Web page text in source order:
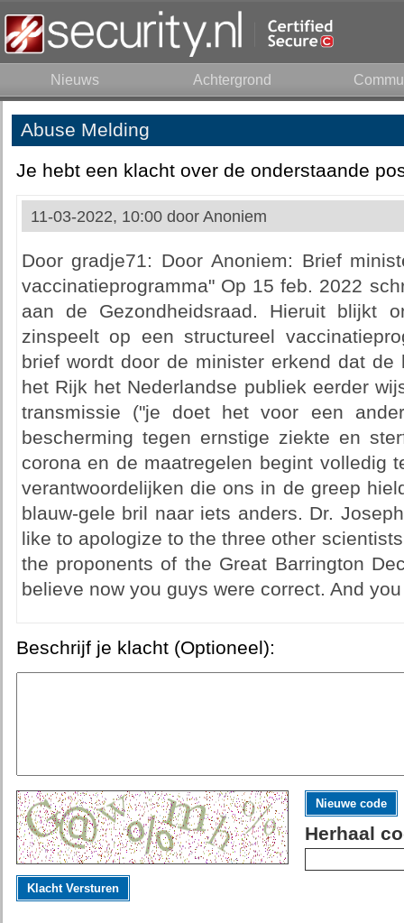
Nieuws Achtergrond
Abuse Melding
Je hebt een klacht over de onderstaande
11-03-2022, 10:00 door Anoniem
Door gradje71: Door Anoniem: Brief
vaccinatieprogramma" Op 15 feb. 2022
aan de Gezondheidsraad. Hieruit blijkt
zinspeelt op een structureel
brief wordt door de minister erkend dat
het Rijk het Nederlandse publiek eerder
transmissie ("je doet het voor een
bescherming tegen ernstige ziekte en
corona en de maatregelen begint volledig
verantwoordelijken die ons in de greep
blauw-gele bril naar iets anders. Dr.
like to apologize to the three other
the proponents of the Great Barrington
believe now you guys were correct. And
Beschrijf je klacht (Optioneel):
Nieuwe code
Herhaal
Klacht Versturen